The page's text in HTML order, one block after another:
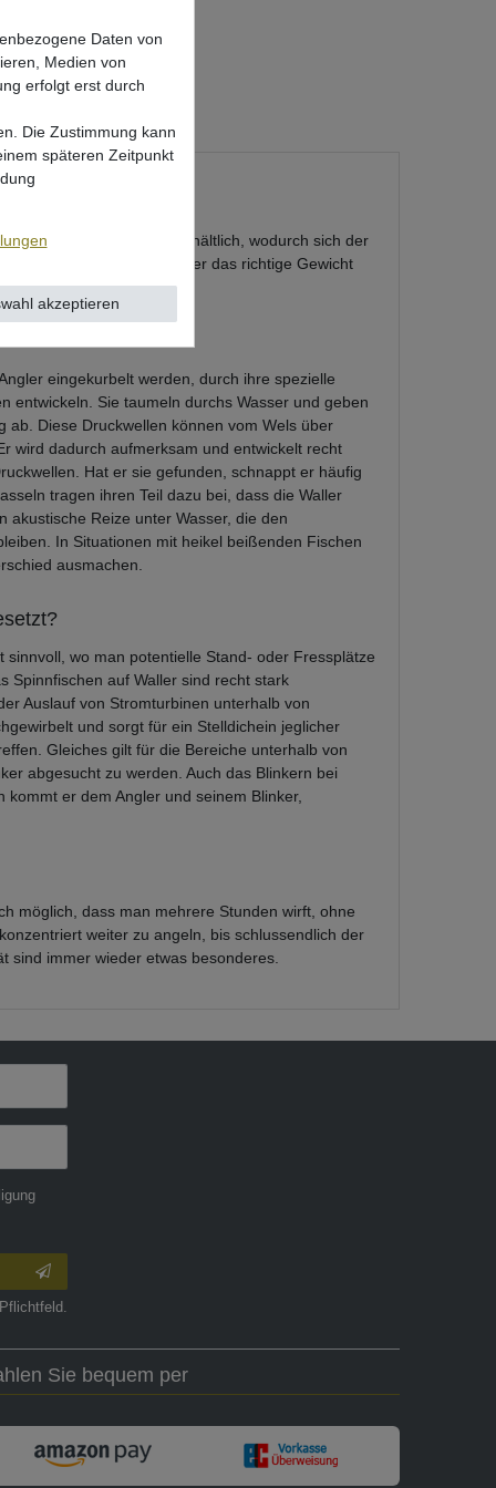
verschiedenen Größen erhältlich, wodurch sich der
sollte man als Angler das richtige Gewicht
eingekurbelt werden, durch ihre spezielle
entwickeln. Sie taumeln durchs Wasser und geben
ab. Diese Druckwellen können vom Wels über
wird dadurch aufmerksam und entwickelt recht
Hat er sie gefunden, schnappt er häufig
tragen ihren Teil dazu bei, dass die Waller
akustische Reize unter Wasser, die den
In Situationen mit heikel beißenden Fischen
ausmachen.
wo man potentielle Stand- oder Fressplätze
Spinnfischen auf Waller sind recht stark
Auslauf von Stromturbinen unterhalb von
und sorgt für ein Stelldichein jeglicher
Gleiches gilt für die Bereiche unterhalb von
abgesucht zu werden. Auch das Blinkern bei
er dem Angler und seinem Blinker,
möglich, dass man mehrere Stunden wirft, ohne
weiter zu angeln, bis schlussendlich der
sind immer wieder etwas besonderes.
Sie bequem per
Daten von
Medien von
erfolgt erst durch
Die Zustimmung kann
späteren Zeitpunkt
akzeptieren